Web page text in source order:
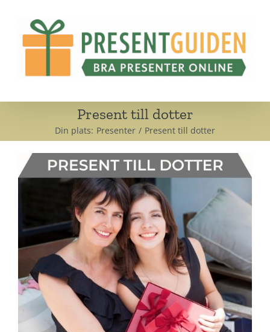
Present till dotter
Din plats: Presenter Present till dotter